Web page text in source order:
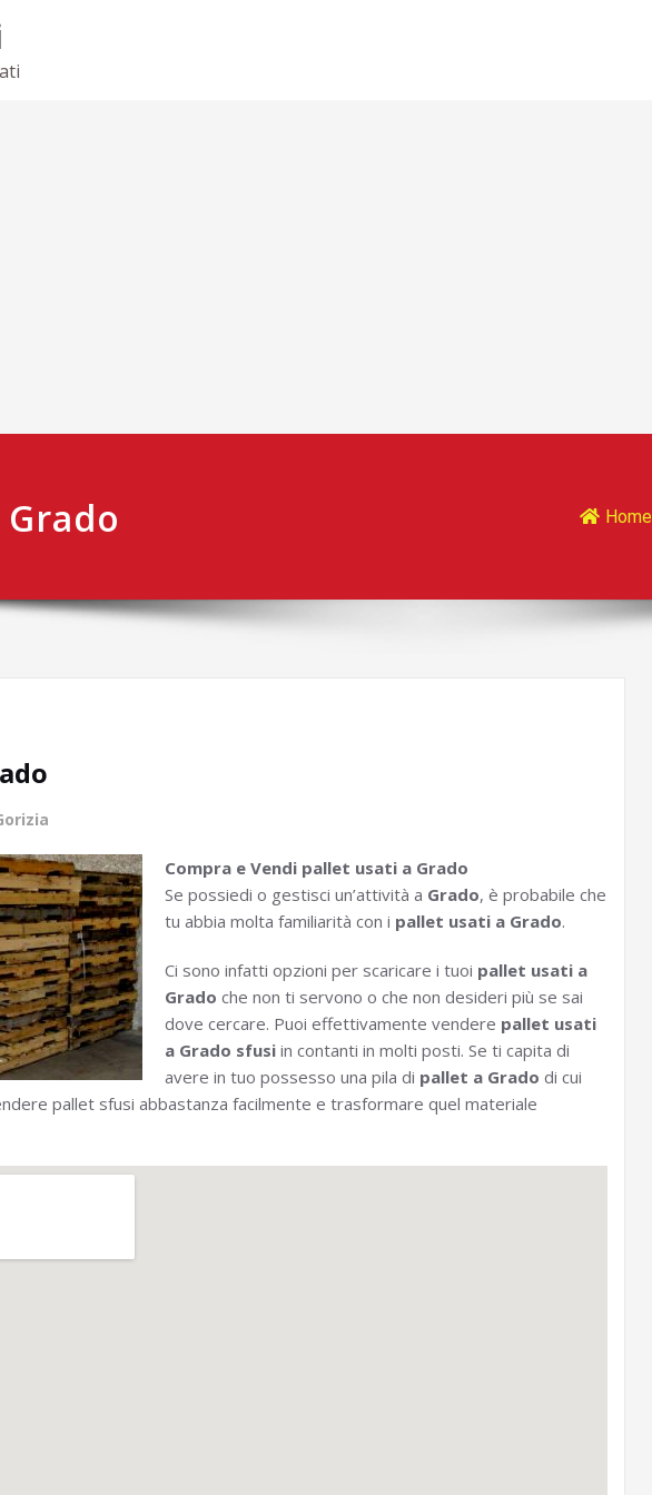
Home
Compra e Vendi pallet usati a Grado
Se possiedi o gestisci un’attività a Grado, è probabile che
tu abbia molta familiarità con i pallet usati a Grado.
Ci sono infatti opzioni per scaricare i tuoi pallet usati a
Grado che non ti servono o che non desideri più se sai
dove cercare. Puoi effettivamente vendere pallet usati
a Grado sfusi in contanti in molti posti. Se ti capita di
avere in tuo possesso una pila di pallet a Grado di cui
pallet sfusi abbastanza facilmente e trasformare quel materiale